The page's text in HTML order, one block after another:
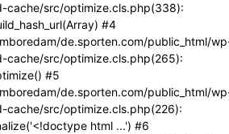
cache/src/optimize.cls.php(338):
#4
de.sporten.com/public_html/
cache/src/optimize.cls.php(265):
#5
de.sporten.com/public_html/
cache/src/optimize.cls.php(226):
html ...') #6